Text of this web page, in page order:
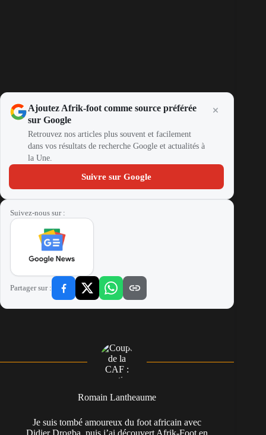
Ajoutez Afrik-foot comme source préférée
sur Google
Retrouvez nos articles plus souvent et facilement
dans vos résultats de recherche Google et actualités à
la Une.
Suivre sur Google
Suivez-nous sur :
Partager sur :
Romain Lantheaume
Je suis tombé amoureux du foot africain avec